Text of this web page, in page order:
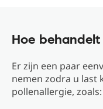
Hoe
Er zijn een paar
nemen zodra u last
pollenallergie, zoals: